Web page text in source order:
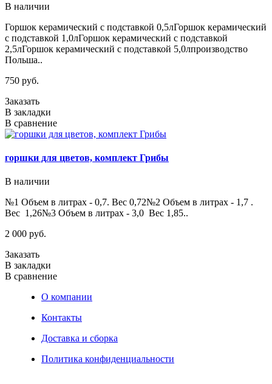
В наличии
Горшок керамический с подставкой 0,5лГоршок керамический
с подставкой 1,0лГоршок керамический с подставкой
2,5лГоршок керамический с подставкой 5,0лпроизводство
Польша..
750 руб.
Заказать
В закладки
В сравнение
горшки для цветов, комплект Грибы
В наличии
№1 Объем в литрах - 0,7. Вес 0,72№2 Объем в литрах - 1,7 .
Вес 1,26№3 Объем в литрах - 3,0 Вес 1,85..
2 000 руб.
Заказать
В закладки
В сравнение
О компании
Контакты
Доставка и сборка
Политика конфиденциальности